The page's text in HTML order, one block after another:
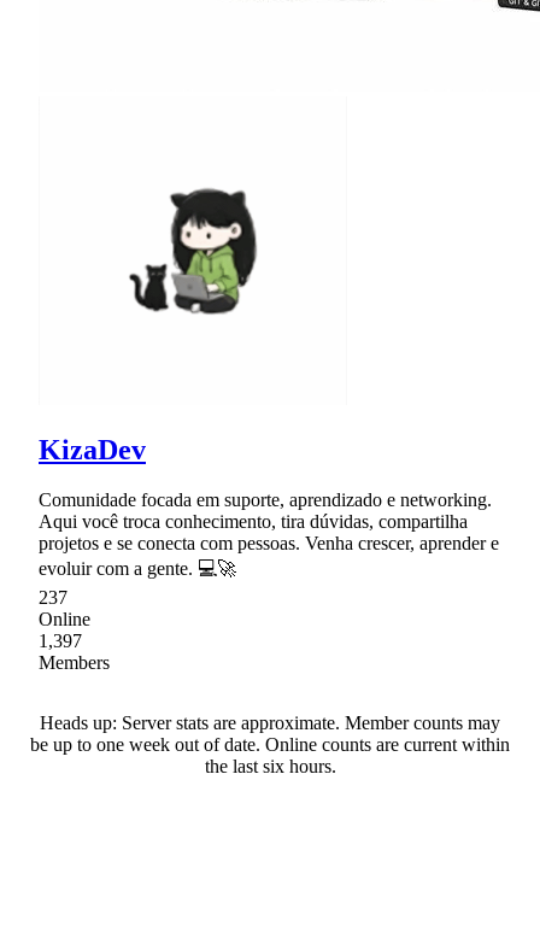
KizaDev
Comunidade focada em suporte, aprendizado e networking.
Aqui você troca conhecimento, tira dúvidas, compartilha
projetos e se conecta com pessoas. Venha crescer, aprender e
evoluir com a gente. 💻🚀
237
Online
1,397
Members
Heads up: Server stats are approximate. Member counts may
be up to one week out of date. Online counts are current within
the last six hours.